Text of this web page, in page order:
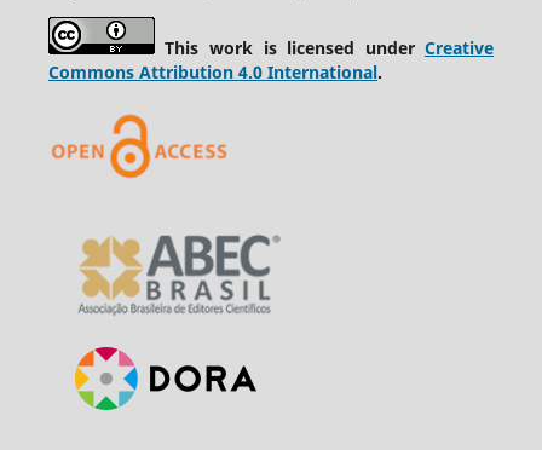
This work is licensed underCreative
Commons Attribution 4.0 International.